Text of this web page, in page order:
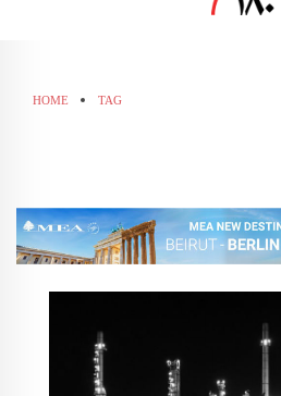
HOME TAG